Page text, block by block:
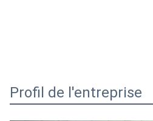
Profil de l'entreprise